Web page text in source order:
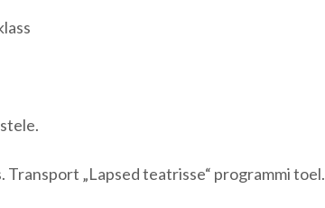
„Lapsed teatrisse“ programmi toel.